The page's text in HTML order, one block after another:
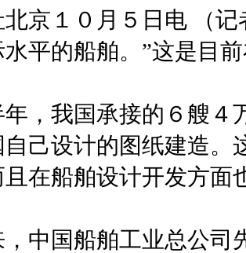
京１０月５日电 （
平的船舶。”这是目
，我国承接的６艘４
己设计的图纸建造。
在船舶设计开发方面
中国船舶工业总公司